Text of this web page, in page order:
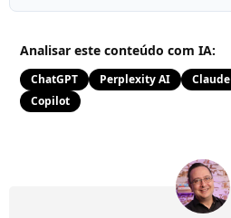
Analisar este conteúdo com IA:
ChatGPT Perplexity AI Claude
Copilot